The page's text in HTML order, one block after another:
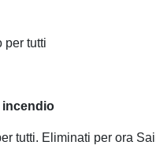
per tutti
incendio
tutti. Eliminati per ora